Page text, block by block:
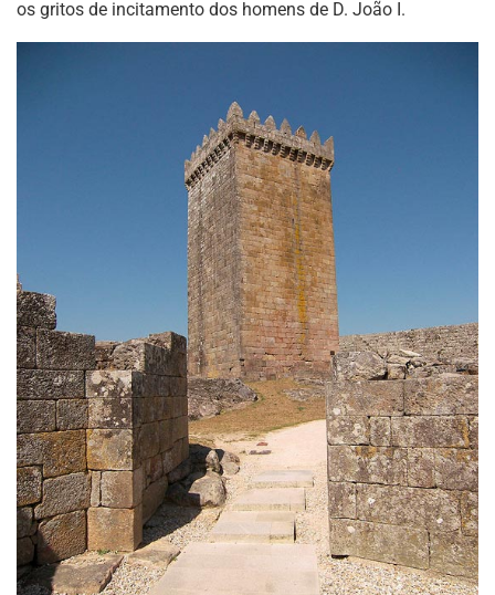
os gritos de incitamento dos homens de D. João I.